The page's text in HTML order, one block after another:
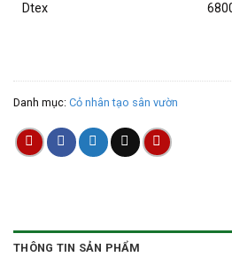
Dtex
Danh mục: Cỏ nhân tạo sân vườn
THÔNG TIN SẢN PHẨM